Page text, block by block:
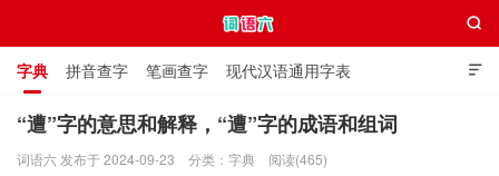

字典 拼音查字 笔画查字 现代汉语通用字表
通用规范汉字表 叠字大全 独体字大全 极简英语词典

“遭”字的意思和解释，“遭”字的成语和组词
词语六 发布于 2024-09-23 分类： 字典 阅读(465)